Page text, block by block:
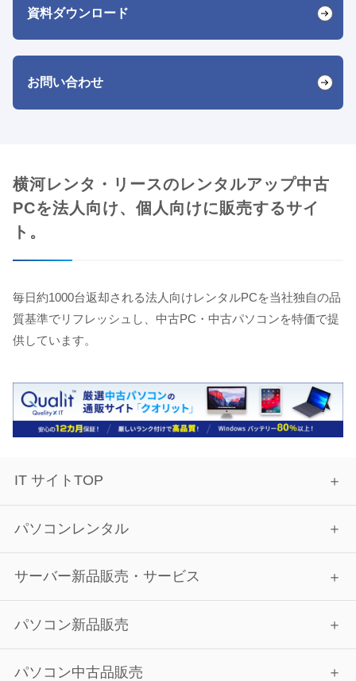
資料ダウンロード
お問い合わせ
横河レンタ・リースのレンタルアップ中古
PCを法人向け、個人向けに販売するサイ
ト。
毎日約1000台返却される法人向けレンタルPCを当社独自の品
質基準でリフレッシュし、中古PC・中古パソコンを特価で提
供しています。
IT サイトTOP
パソコンレンタル
サーバー新品販売・サービス
パソコン新品販売
パソコン中古品販売